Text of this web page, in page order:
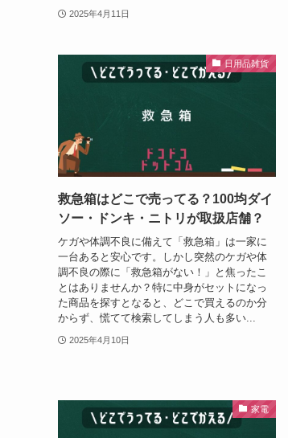
2025年4月11日
日用品雑貨
救急箱はどこで売ってる？100均ダイ
ソー・ドンキ・ニトリが取扱店舗？
ケガや体調不良に備えて「救急箱」は一家に
一台あると安心です。しかし突然のケガや体
調不良の際に「救急箱がない！」と焦ったこ
とはありませんか？特に中身がセットになっ
た商品を探すとなると、どこで買えるのか分
からず、慌てて検索してしまう人も多い...
2025年4月10日
家電